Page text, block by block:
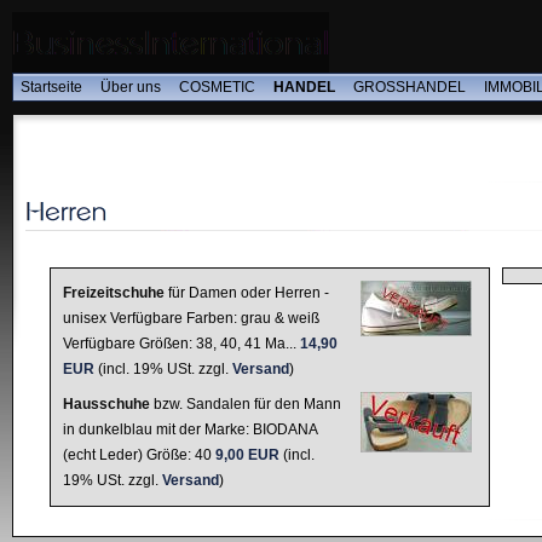
Startseite Über uns COSMETIC HANDEL GROSSHANDEL
Freizeitschuhe für Damen oder Herren -
unisex Verfügbare Farben: grau & weiß
Verfügbare Größen: 38, 40, 41 Ma... 14,90
EUR (incl. 19% USt. zzgl. Versand)
Hausschuhe bzw. Sandalen für den Mann
in dunkelblau mit der Marke: BIODANA
(echt Leder) Größe: 40 9,00 EUR (incl.
19% USt. zzgl. Versand)